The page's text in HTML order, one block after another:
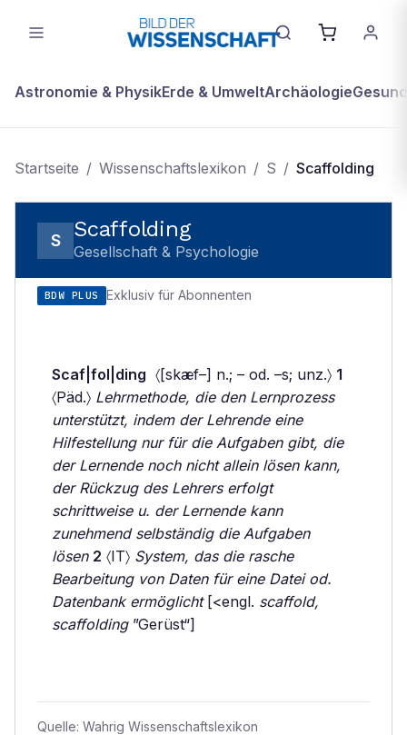
Astronomie & PhysikErde & UmweltArchäologie
Startseite / Wissenschaftslexikon / S / Scaffolding
S Scaffolding
Gesellschaft & Psychologie
BDW PLUS Exklusiv für Abonnenten
Scaf|fol|ding 〈[skæf–] n.; – od. –s; unz.〉 1
〈Päd.〉 Lehrmethode, die den Lernprozess
unterstützt, indem der Lehrende eine
Hilfestellung nur für die Aufgaben gibt, die
der Lernende noch nicht allein lösen kann,
der Rückzug des Lehrers erfolgt
schrittweise u. der Lernende kann
zunehmend selbständig die Aufgaben
lösen 2 〈IT〉 System, das die rasche
Bearbeitung von Daten für eine Datei od.
Datenbank ermöglicht[<engl. scaffold,
scaffolding”Gerüst“]
Quelle: Wahrig Wissenschaftslexikon